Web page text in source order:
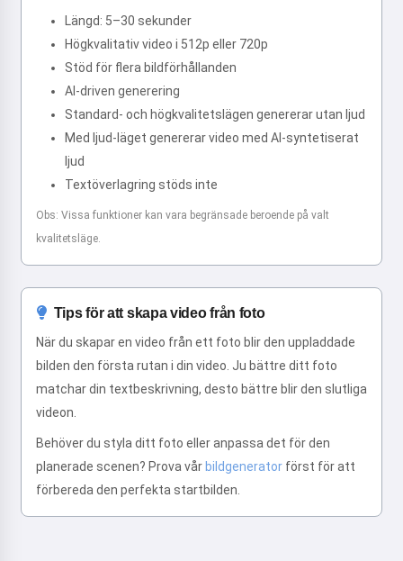
Längd: 5–30 sekunder
Högkvalitativ video i 512p eller 720p
Stöd för flera bildförhållanden
AI-driven generering
Standard- och högkvalitetslägen genererar utan ljud
Med ljud-läget genererar video med AI-syntetiserat
ljud
Textöverlagring stöds inte
Obs: Vissa funktioner kan vara begränsade beroende på valt
kvalitetsläge.
Tips för att skapa video från foto
När du skapar en video från ett foto blir den uppladdade
bilden den första rutan i din video. Ju bättre ditt foto
matchar din textbeskrivning, desto bättre blir den slutliga
videon.
Behöver du styla ditt foto eller anpassa det för den
planerade scenen? Prova vår bildgenerator först för att
förbereda den perfekta startbilden.